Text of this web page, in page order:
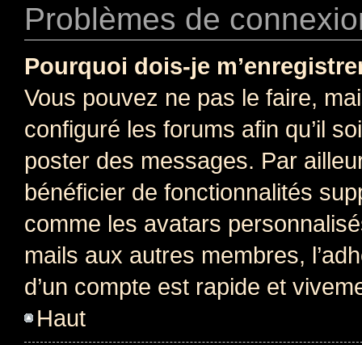
Problèmes de
Pourquoi dois-je
Vous pouvez ne pas le faire,
configuré les forums afin qu’il
poster des messages. Par
bénéficier de fonctionnalités
comme les avatars
mails aux autres membres,
d’un compte est rapide et
Haut